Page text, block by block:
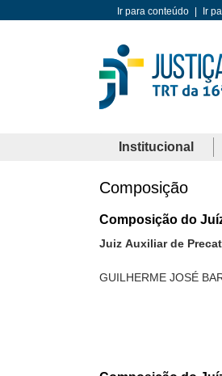
Ir para conteúdo Ir
Institucional
Composição
Composição do
Juiz Auxiliar de
GUILHERME JOSÉ